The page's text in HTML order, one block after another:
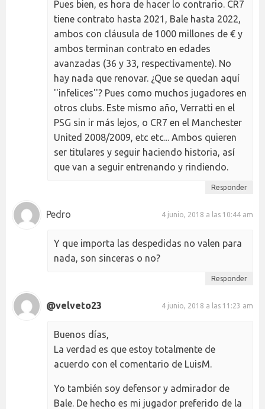
Pues bien, es hora de hacer lo contrario. CR7
tiene contrato hasta 2021, Bale hasta 2022,
ambos con cláusula de 1000 millones de € y
ambos terminan contrato en edades
avanzadas (36 y 33, respectivamente). No
hay nada que renovar. ¿Que se quedan aquí
''infelices''? Pues como muchos jugadores en
otros clubs. Este mismo año, Verratti en el
PSG sin ir más lejos, o CR7 en el Manchester
United 2008/2009, etc etc... Ambos quieren
ser titulares y seguir haciendo historia, así
que van a seguir entrenando y rindiendo.
Responder
Pedro 4 junio, 2018 a las 10:44 am
Y que importa las despedidas no valen para
nada, son sinceras o no?
Responder
@velveto23 4 junio, 2018 a las 11:23 am
Buenos días,
La verdad es que estoy totalmente de
acuerdo con el comentario de LuisM.
Yo también soy defensor y admirador de
Bale. De hecho es mi jugador preferido de la